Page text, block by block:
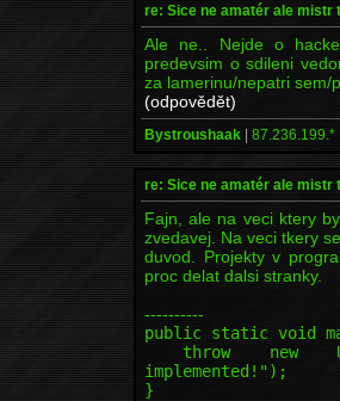
re: Sice ne amatér ale mistr
Ale ne.. Nejde o
predevsim o sdileni
za lamerinu/nepatri sem/
(odpovědět)
Bystroushaak | 87.236.199.*
re: Sice ne amatér ale mistr
Fajn, ale na veci ktery
zvedavej. Na veci tkery
duvod. Projekty v
proc delat dalsi stranky.
----------
public static void
throw new
implemented!");
}